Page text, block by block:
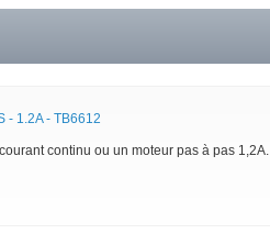
- 1.2A - TB6612
continu ou un moteur pas à pas 1,2A.